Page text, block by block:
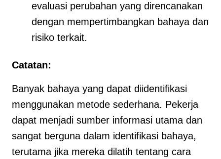
evaluasi perubahan yang direncanakan
dengan mempertimbangkan bahaya dan
risiko terkait.
Catatan:
Banyak bahaya yang dapat diidentifikasi
menggunakan metode sederhana. Pekerja
dapat menjadi sumber informasi utama dan
sangat berguna dalam identifikasi bahaya,
terutama jika mereka dilatih tentang cara